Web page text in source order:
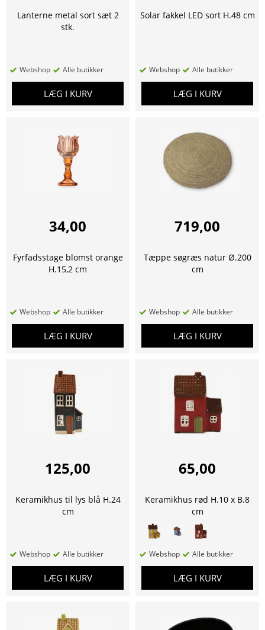
Lanterne metal sort sæt 2
stk.
Webshop Alle butikker
LÆG I KURV
Solar fakkel LED sort H.48 cm
Webshop Alle butikker
LÆG I KURV
34,00
Fyrfadsstage blomst orange
H.15,2 cm
Webshop Alle butikker
LÆG I KURV
719,00
Tæppe søgræs natur Ø.200
cm
Webshop Alle butikker
LÆG I KURV
125,00
Keramikhus til lys blå H.24
cm
Webshop Alle butikker
LÆG I KURV
65,00
Keramikhus rød H.10 x B.8
cm
Webshop Alle butikker
LÆG I KURV